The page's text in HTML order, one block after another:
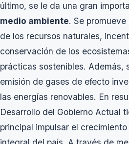
último, se le da una gran
medio ambiente. Se
de los recursos naturales,
conservación de los
prácticas sostenibles. Además,
emisión de gases de efecto
las energías renovables. En
Desarrollo del Gobierno Actual
principal impulsar el